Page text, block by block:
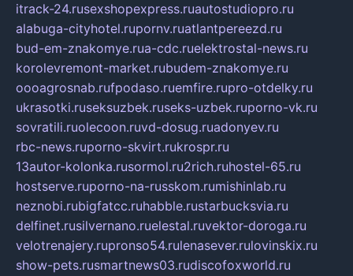
itrack-24.rusexshopexpress.ruautostudiopro.ru
alabuga-cityhotel.rupornv.ruatlantpereezd.ru
bud-em-znakomye.rua-cdc.ruelektrostal-news.ru
korolevremont-market.rubudem-znakomye.ru
oooagrosnab.rufpodaso.ruemfire.rupro-otdelky.ru
ukrasotki.ruseksuzbek.ruseks-uzbek.ruporno-vk.ru
sovratili.ruolecoon.ruvd-dosug.ruadonyev.ru
rbc-news.ruporno-skvirt.rukrospr.ru
13autor-kolonka.rusormol.ru2rich.ruhostel-65.ru
hostserve.ruporno-na-russkom.rumishinlab.ru
neznobi.rubigfatcc.ruhabble.rustarbucksvia.ru
delfinet.rusilvernano.ruelestal.ruvektor-doroga.ru
velotrenajery.rupronso54.rulenasever.rulovinskix.ru
show-pets.rusmartnews03.rudiscofoxworld.ru